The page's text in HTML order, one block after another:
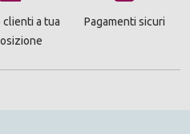
clienti a tua
Pagamenti sicuri